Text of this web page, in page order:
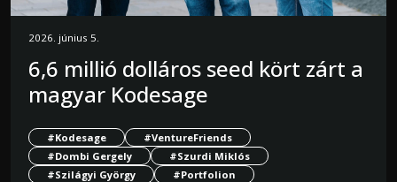
2026. június 5.
6,6 millió dolláros seed kört zárt a
magyar Kodesage
#Kodesage
#VentureFriends
#Dombi Gergely
#Szurdi Miklós
#Szilágyi György
#Portfolion